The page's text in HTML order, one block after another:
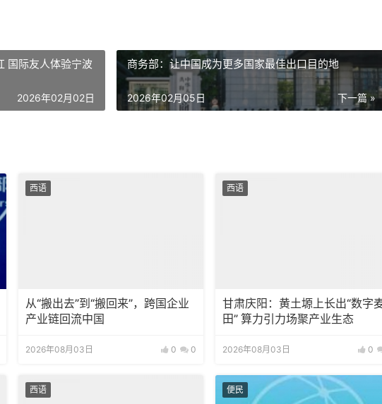
国际友人体验宁波
2026年02月02日
商务部：让中国成为更多国家最佳出口目的地
下一篇 »
2026年02月05日
西语
从“搬出去”到“搬回来”，跨国企业
产业链回流中国
2026年08月03日 0 0
西语
甘肃庆阳：黄土塬上长出“数字
田” 算力引力场聚产业生态
2026年08月03日 0
西语 便民